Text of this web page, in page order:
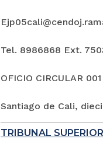
Tel. 8986868 Ext.
OFICIO CIRCULAR 001
Santiago de Cali,
TRIBUNAL